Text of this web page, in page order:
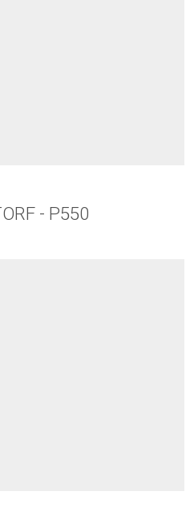
- P550